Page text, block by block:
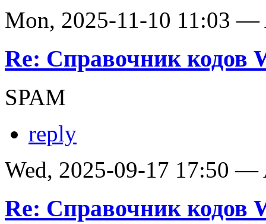
Mon, 2025-11-10 11:03 —
Re: Справочник кодов
SPAM
reply
Wed, 2025-09-17 17:50 —
Re: Справочник кодов